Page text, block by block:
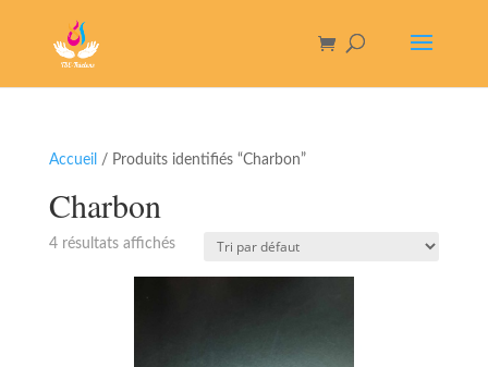
Accueil / Produits identifiés “Charbon”
Charbon
4 résultats affichés